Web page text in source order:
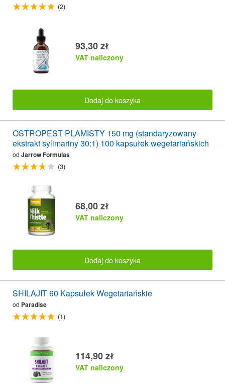
(2)
93,30 zł
VAT naliczony
Dodaj do koszyka
OSTROPEST PLAMISTY 150 mg (standaryzowany
ekstrakt sylimariny 30:1) 100 kapsułek wegetariańskich
od Jarrow Formulas
(3)
68,00 zł
VAT naliczony
Dodaj do koszyka
SHILAJIT 60 Kapsułek Wegetariańskie
od Paradise
(1)
114,90 zł
VAT naliczony